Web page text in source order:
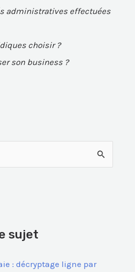
administratives effectuées
choisir ?
son business ?
sujet
: décryptage ligne par